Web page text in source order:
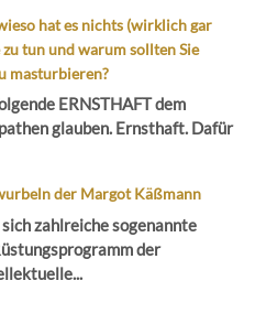
hat es nichts (wirklich gar
tun und warum sollten Sie
masturbieren?
ERNSTHAFT dem
glauben. Ernsthaft. Dafür
der Margot Käßmann
zahlreiche sogenannte
der